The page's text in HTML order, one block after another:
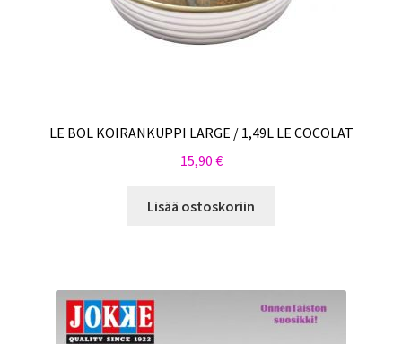
LE BOL KOIRANKUPPI LARGE / 1,49L LE COCOLAT
15,90 €
Lisää ostoskoriin